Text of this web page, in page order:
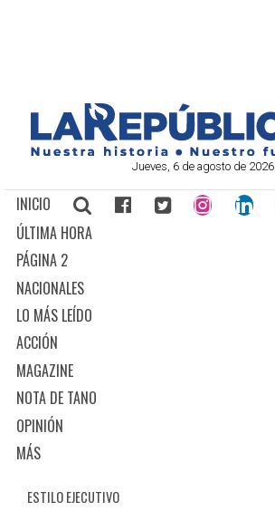
Jueves, 6 de agosto de 2026
INICIO
ÚLTIMA HORA
PÁGINA 2
NACIONALES
LO MÁS LEÍDO
ACCIÓN
MAGAZINE
NOTA DE TANO
OPINIÓN
MÁS
ESTILO EJECUTIVO